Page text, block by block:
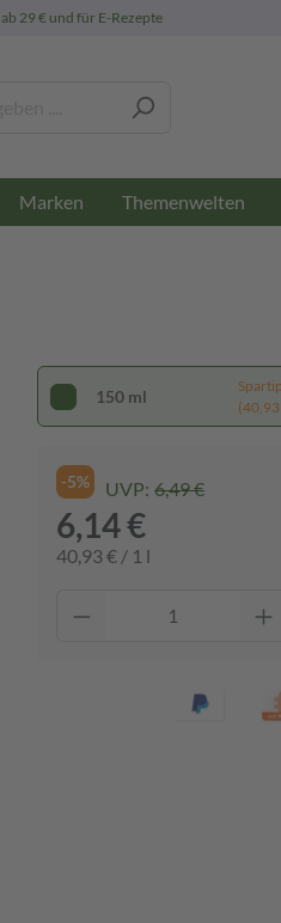
ab 29 € und für E-Rezepte
Marken Themenwelten
150 ml
(40,93
-5% UVP: 6,49 €
6,14 €
40,93 € / 1 l